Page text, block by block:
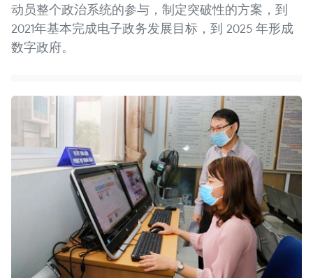
动员整个政治系统的参与，制定突破性的方案，到
2021年基本完成电子政务发展目标，到 2025 年形成
数字政府。